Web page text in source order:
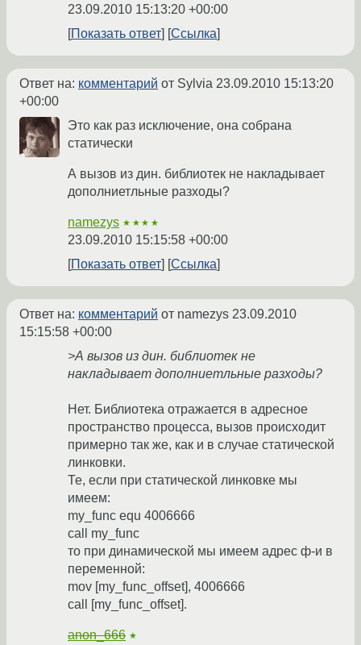
23.09.2010 15:13:20 +00:00
Показать ответ
Ссылка
Ответ на: комментарий от Sylvia 23.09.2010 15:13:20
+00:00
Это как раз исключение, она собрана
статически
А вызов из дин. библиотек не накладывает
дополниетльные разходы?
namezys ★★★★
23.09.2010 15:15:58 +00:00
Показать ответ
Ссылка
Ответ на: комментарий от namezys 23.09.2010
15:15:58 +00:00
>А вызов из дин. библиотек не
накладывает дополниетльные разходы?
Нет. Библиотека отражается в адресное
пространство процесса, вызов происходит
примерно так же, как и в случае статической
линковки.
Те, если при статической линковке мы
имеем:
my_func equ 4006666
call my_func
то при динамической мы имеем адрес ф-и в
переменной:
mov [my_func_offset], 4006666
call [my_func_offset].
anon_666 ★